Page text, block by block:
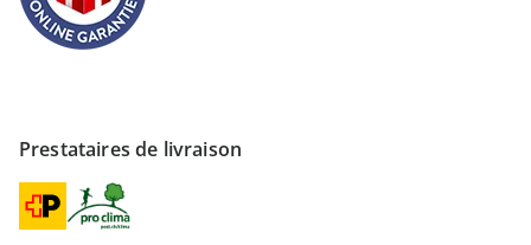
Prestataires de livraison